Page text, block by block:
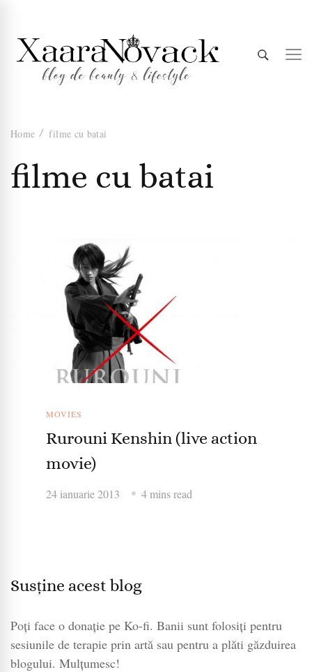
Xaara
Novack
Home filme cu batai
filme cu batai
MOVIES
Rurouni Kenshin (live action
movie)
24 ianuarie 2013 4 mins read
Susține acest blog
Poți face o donație pe Ko-fi. Banii sunt folosiți pentru
sesiunile de terapie prin artă sau pentru a plăti găzduirea
blogului. Mulțumesc!